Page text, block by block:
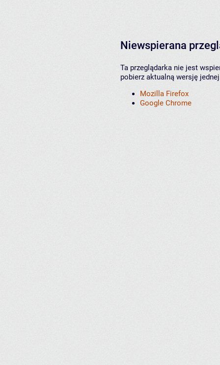
Niewspierana
Ta przeglądarka nie jest
pobierz aktualną wersję
Mozilla Firefox
Google Chrome